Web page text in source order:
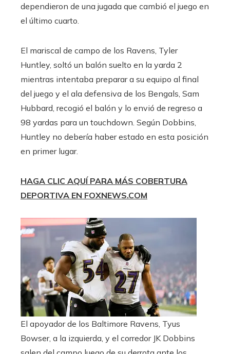
dependieron de una jugada que cambió el juego en
el último cuarto.
El mariscal de campo de los Ravens, Tyler
Huntley, soltó un balón suelto en la yarda 2
mientras intentaba preparar a su equipo al final
del juego y el ala defensiva de los Bengals, Sam
Hubbard, recogió el balón y lo envió de regreso a
98 yardas para un touchdown. Según Dobbins,
Huntley no debería haber estado en esta posición
en primer lugar.
HAGA CLIC AQUÍ PARA MÁS COBERTURA
DEPORTIVA EN FOXNEWS.COM
El apoyador de los Baltimore Ravens, Tyus
Bowser, a la izquierda, y el corredor JK Dobbins